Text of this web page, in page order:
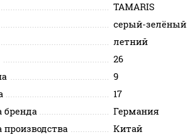
TAMARIS
серый-зелёный
летний
26
9
17
бренда
Германия
производства
Китай